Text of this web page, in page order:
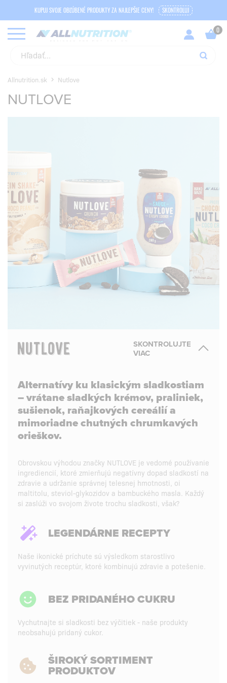
KUPUJ SVOJE OBĽÚBENÉ PRODUKTY ZA NAJLEPŠIE CENY! SKONTROLUJ
Allnutrition.sk Nutlove
NUTLOVE
SKONTROLUJTE
VIAC
Alternatívy ku klasickým sladkostiam
– vrátane sladkých krémov, praliniek,
sušienok, raňajkových cereálií a
mimoriadne chutných chrumkavých
orieškov.
Obrovskou výhodou značky NUTLOVE je vedomé používanie
ingrediencií, ktoré zmierňujú negatívny dopad sladkostí na
zdravie a udržanie správnej telesnej hmotnosti, oi
maltitolu, steviol-glykozidov a bambuckého masla. Každý
si zaslúži vo svojom živote trochu sladkosti, však?
LEGENDÁRNE RECEPTY
Naše ikonické príchute sú výsledkom starostlivo
vyvinutých receptúr, ktoré kombinujú zdravie a potešenie.
BEZ PRIDANÉHO CUKRU
Vychutnajte si sladkosti bez výčitiek - naše produkty
neobsahujú pridaný cukor.
ŠIROKÝ SORTIMENT
PRODUKTOV